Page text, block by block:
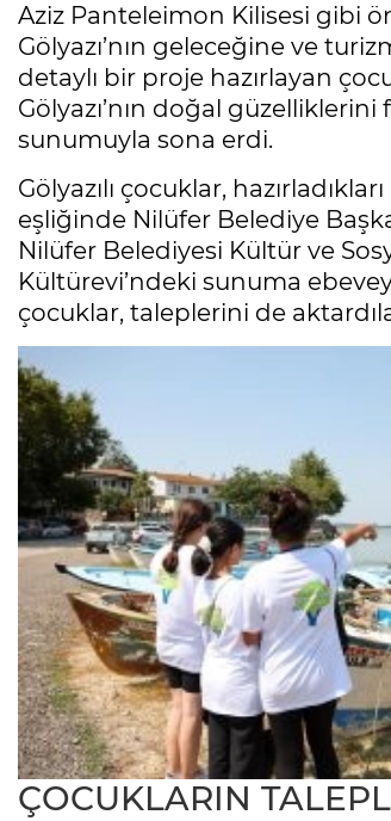
Aziz Panteleimon Kilisesi gibi
Gölyazı’nın geleceğine ve
detaylı bir proje hazırlayan
Gölyazı’nın doğal
sunumuyla sona erdi.
Gölyazılı çocuklar,
eşliğinde Nilüfer Belediye
Nilüfer Belediyesi Kültür ve
Kültürevi’ndeki sunuma
çocuklar, taleplerini de
ÇOCUKLARIN